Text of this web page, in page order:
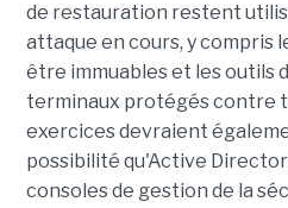
de restauration restent
attaque en cours, y compris
être immuables et les outils
terminaux protégés contre
exercices devraient
possibilité qu'Active
consoles de gestion de la